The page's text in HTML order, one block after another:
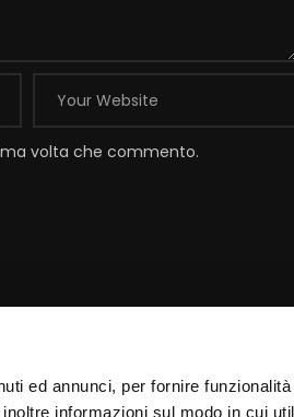
ed annunci, per fornire
informazioni sul modo in cui
volta che commento.